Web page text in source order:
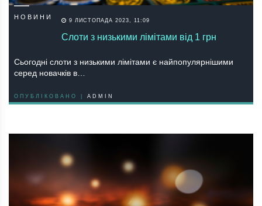
НОВИНИ 9 ЛИСТОПАДА 2023, 11:09
Слоти з низькими лімітами від 1 грн
Сьогодні слоти з низькими лімітами є найпопулярнішими
серед новачків в…
ОПУБЛІКОВАНО | ADMIN